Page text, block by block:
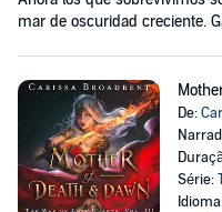
mar de oscuridad creciente.
De:
Série: